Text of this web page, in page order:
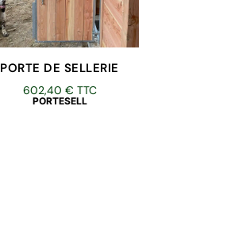
PORTE DE SELLERIE
602,40 € TTC
PORTESELL